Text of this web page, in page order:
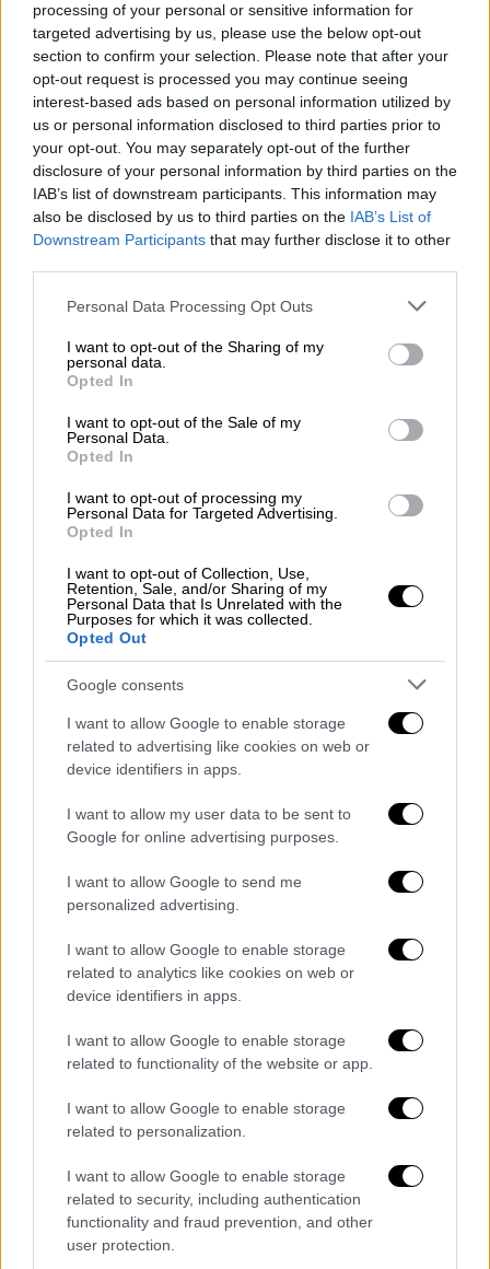
processing of your personal or sensitive information for
targeted advertising by us, please use the below opt-out
section to confirm your selection. Please note that after your
opt-out request is processed you may continue seeing
interest-based ads based on personal information utilized by
us or personal information disclosed to third parties prior to
your opt-out. You may separately opt-out of the further
disclosure of your personal information by third parties on the
IAB’s list of downstream participants. This information may
also be disclosed by us to third parties on the IAB’s List of
Downstream Participants that may further disclose it to other
Please note that this website/app uses one or more Google
not limited to your visit or usage behaviour. You may click to
grant or deny consent to Google and its third-party tags to
use your data for below specified purposes in below Google
consent section.
Personal Data Processing Opt Outs
I want to opt-out of the Sharing of my
personal data.
Opted In
I want to opt-out of the Sale of my
Personal Data.
Opted In
I want to opt-out of processing my
Personal Data for Targeted Advertising.
Opted In
I want to opt-out of Collection, Use,
Retention, Sale, and/or Sharing of my
Personal Data that Is Unrelated with the
Purposes for which it was collected.
Opted Out
Google consents
I want to allow Google to enable storage
related to advertising like cookies on web or
device identifiers in apps.
I want to allow my user data to be sent to
Google for online advertising purposes.
I want to allow Google to send me
personalized advertising.
I want to allow Google to enable storage
related to analytics like cookies on web or
device identifiers in apps.
I want to allow Google to enable storage
related to functionality of the website or app.
I want to allow Google to enable storage
related to personalization.
I want to allow Google to enable storage
related to security, including authentication
functionality and fraud prevention, and other
user protection.
Travel|08.12.2023 07:30
Σαμαρίνα, το ψηλότερο Ελληνικό χωριό
στις πλαγιές της Πίνδου
Η Σαμαρίνα είναι ένα χωριό με έντονη
δραστηριότητα και οι κάτοικοί της
ασχολούνται εκτός από τον τουρισμό, με
την υλοτομία και την κτηνοτροφία
Travel|16.02.2023 07:30
Μεσολούρι: Το μαγευτικό χωριό των
Γρεβενών με τους επιβλητικούς
καταρράκτες που απέχει λίγα λεπτά από
το χιονοδρομικό κέντρο Βασιλίτσας
Καιρός|30.01.2023 16:58
Εντυπωσιακό βίντεο: Δορυφορική
πτήση πάνω από τη χιονισμένη Πίνδο